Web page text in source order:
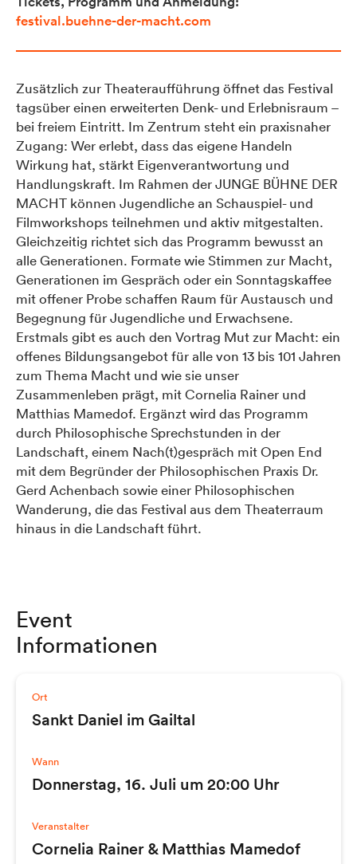
festival.buehne-der-macht.com
Zusätzlich zur Theateraufführung öffnet das Festival
tagsüber einen erweiterten Denk- und Erlebnisraum –
bei freiem Eintritt. Im Zentrum steht ein praxisnaher
Zugang: Wer erlebt, dass das eigene Handeln
Wirkung hat, stärkt Eigenverantwortung und
Handlungskraft. Im Rahmen der JUNGE BÜHNE DER
MACHT können Jugendliche an Schauspiel- und
Filmworkshops teilnehmen und aktiv mitgestalten.
Gleichzeitig richtet sich das Programm bewusst an
alle Generationen. Formate wie Stimmen zur Macht,
Generationen im Gespräch oder ein Sonntagskaffee
mit offener Probe schaffen Raum für Austausch und
Begegnung für Jugendliche und Erwachsene.
Erstmals gibt es auch den Vortrag Mut zur Macht: ein
offenes Bildungsangebot für alle von 13 bis 101 Jahren
zum Thema Macht und wie sie unser
Zusammenleben prägt, mit Cornelia Rainer und
Matthias Mamedof. Ergänzt wird das Programm
durch Philosophische Sprechstunden in der
Landschaft, einem Nach(t)gespräch mit Open End
mit dem Begründer der Philosophischen Praxis Dr.
Gerd Achenbach sowie einer Philosophischen
Wanderung, die das Festival aus dem Theaterraum
hinaus in die Landschaft führt.
Event
Informationen
Ort
Sankt Daniel im Gailtal
Wann
Donnerstag, 16. Juli um 20:00 Uhr
Veranstalter
Cornelia Rainer & Matthias Mamedof